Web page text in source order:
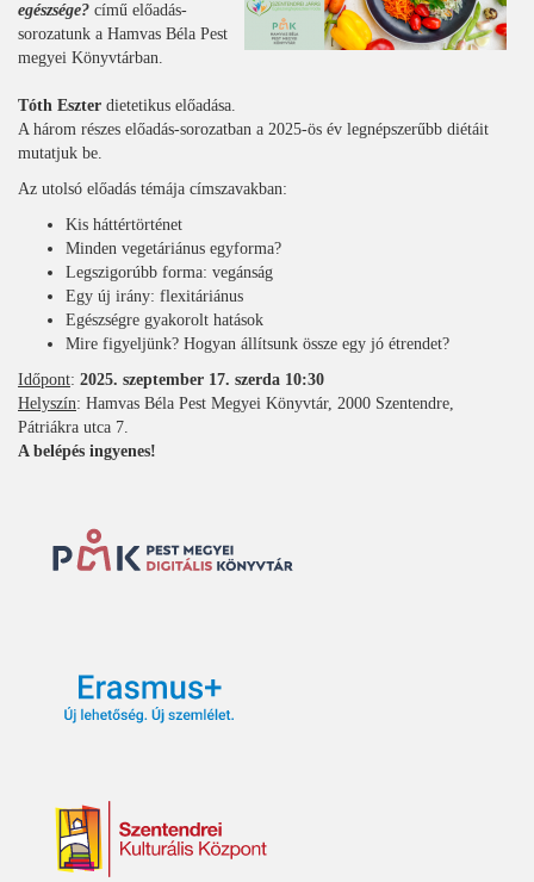
egészsége? című előadás-
sorozatunk a Hamvas Béla Pest
megyei Könyvtárban.
Tóth Eszter dietetikus előadása.
A három részes előadás-sorozatban a 2025-ös év legnépszerűbb diétáit
mutatjuk be.
Az utolsó előadás témája címszavakban:
Kis háttértörténet
Minden vegetáriánus egyforma?
Legszigorúbb forma: vegánság
Egy új irány: flexitáriánus
Egészségre gyakorolt hatások
Mire figyeljünk? Hogyan állítsunk össze egy jó étrendet?
Időpont: 2025. szeptember 17. szerda 10:30
Helyszín: Hamvas Béla Pest Megyei Könyvtár, 2000 Szentendre,
Pátriákra utca 7.
A belépés ingyenes!